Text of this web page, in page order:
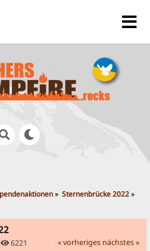
» Sternenbrücke 2022»
6221 « vorheriges nächstes »